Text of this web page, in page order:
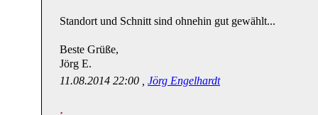
Standort und Schnitt sind ohnehin gut gewählt...
Beste Grüße,
Jörg E.
11.08.2014 22:00 , Jörg Engelhardt